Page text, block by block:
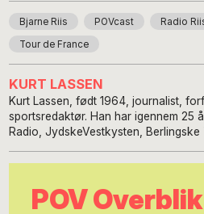
Bjarne Riis POVcast Radio
Tour de France
KURT LASSEN
Kurt Lassen, født 1964, journalist,
sportsredaktør. Han har igennem 25
Radio, JydskeVestkysten,
Gravesen, Nicklas Bendtner, Anders
Olsen og Caroline Wozniacki.
POV Overblik